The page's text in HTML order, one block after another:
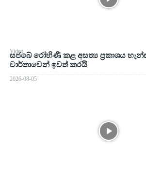
Video
සජබේ රෝහිණී කළ අසත්‍ය ප්‍රකාශය
වාර්තාවෙන් ඉවත් කරයි
2026-08-05